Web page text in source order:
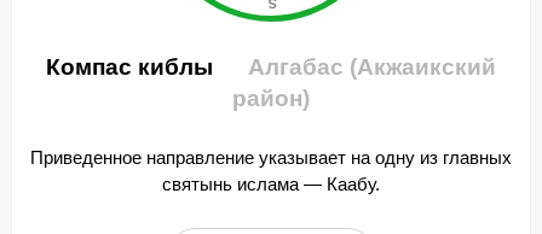
Компас киблы
Алгабас (Акжаикский
район)
Приведенное направление указывает на одну из главных
святынь ислама — Каабу.